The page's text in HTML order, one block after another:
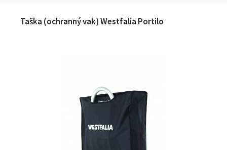
Taška (ochranný vak) Westfalia Portilo